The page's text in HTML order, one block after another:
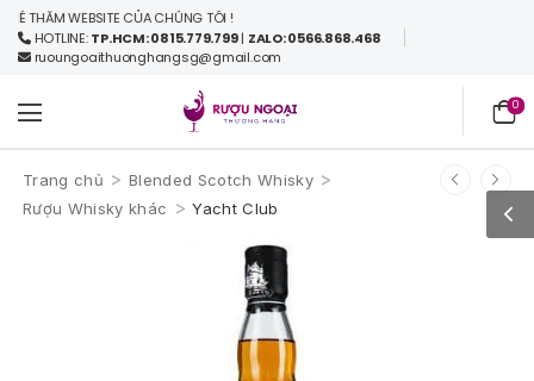
WEBSITE CỦA CHÚNG TÔI !
HOTLINE:TP.HCM: 0815.779.799| ZALO: 0566.868.468
ruoungoaithuonghangsg@gmail.com
0
Trang chủ > Blended Scotch Whisky >
Rượu Whisky khác > Yacht Club